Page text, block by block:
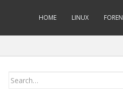
HOME LINUX
Search